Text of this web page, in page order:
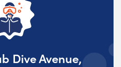
Dive Avenue,